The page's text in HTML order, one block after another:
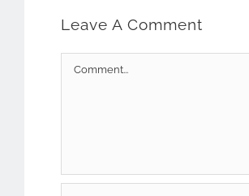
Leave A Comment
Comment